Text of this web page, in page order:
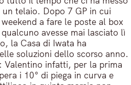
telaio. Dopo 7 GP in cui
a fare le poste al box
avesse mai lasciato lì
la Casa di Iwata ha
soluzioni dello scorso anno.
Valentino infatti, per la prima
i 10° di piega in curva e